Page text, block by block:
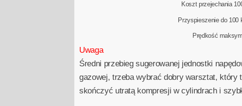
Koszt przejechania
Przyspieszenie do 100
Prędkość
Uwaga
Średni przebieg sugerowanej jednostki
gazowej, trzeba wybrać dobry warsztat, który
skończyć utratą kompresji w cylindrach i